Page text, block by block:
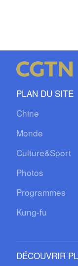
PLAN DU SITE
Chine
Monde
Culture&Sport
Photos
Programmes
Kung-fu
DÉCOUVRIR